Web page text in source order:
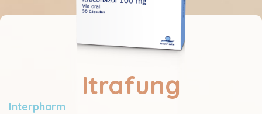
Itrafung
Interpharm